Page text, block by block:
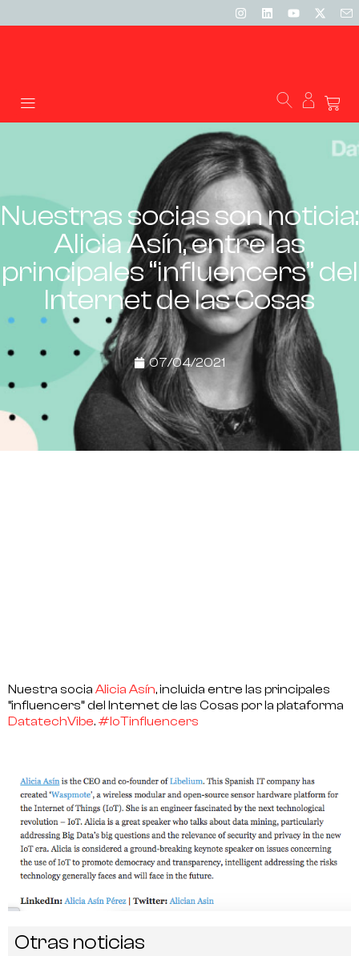
Nuestras socias son noticia:
Alicia Asín, entre las
principales “influencers” del
Internet de las Cosas
07/04/2021
Nuestra socia Alicia Asín, incluida entre las principales
“influencers” del Internet de las Cosas por la plataforma
DatatechVibe. #IoTinfluencers
Otras noticias